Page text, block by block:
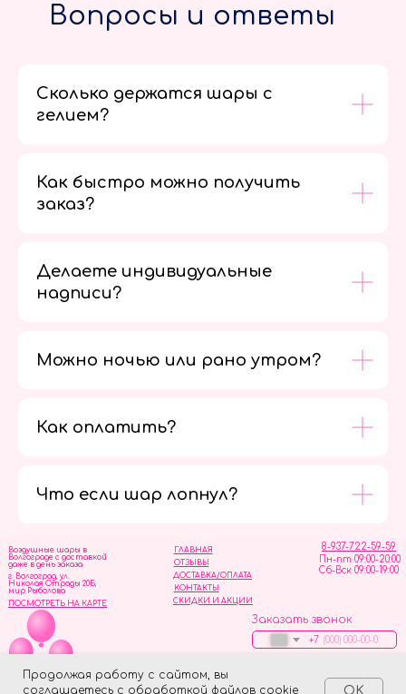
Продолжая работу с сайтом, вы
соглашаетесь с обработкой файлов cookie
OK
Вопросы и ответы
Сколько держатся шары с
гелием?
Как быстро можно получить
заказ?
Делаете индивидуальные
надписи?
Можно ночью или рано утром?
Как оплатить?
Что если шар лопнул?
ОТЗЫВЫ
ГЛАВНАЯ
ДОСТАВКА/ОПЛАТА
СКИДКИ И АКЦИИ
КОНТАКТЫ
8-937-722-59-59
Пн-пт 09:00-20:00
Сб-Вск 09:00-19:00
Воздушные шары в
Волгограде с доставкой
даже в день заказа
Заказать звонок
+7
г. Волгоград, ул.
Николая Отрады 20Б,
мир Рыболова
ПОСМОТРЕТЬ НА КАРТЕ
ИП Скворцов Игорь Алексеевич